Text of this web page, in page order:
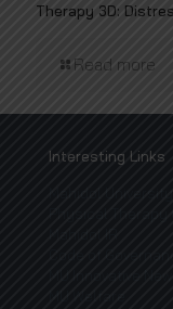
Therapy 3D:
Read more
Interesting Links